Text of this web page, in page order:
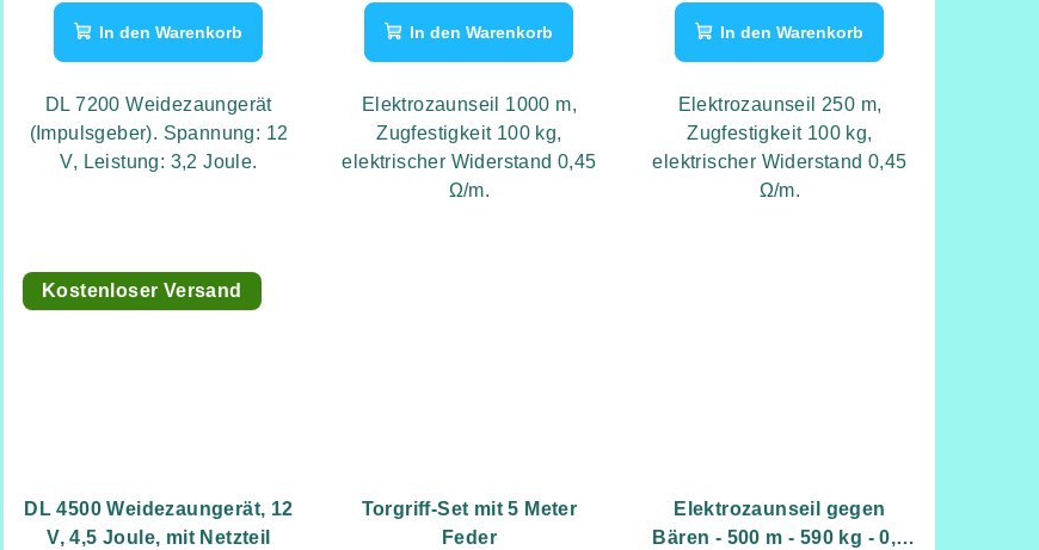
In den Warenkorb
DL 7200 Weidezaungerät
(Impulsgeber). Spannung: 12
V, Leistung: 3,2 Joule.
In den Warenkorb
Elektrozaunseil 1000 m,
Zugfestigkeit 100 kg,
elektrischer Widerstand 0,45
Ω/m.
In den Warenkorb
Elektrozaunseil 250 m,
Zugfestigkeit 100 kg,
elektrischer Widerstand 0,45
Ω/m.
Kostenloser Versand
DL 4500 Weidezaungerät, 12
V, 4,5 Joule, mit Netzteil
Torgriff-Set mit 5 Meter
Feder
Elektrozaunseil gegen
Bären - 500 m - 590 kg - 0,4